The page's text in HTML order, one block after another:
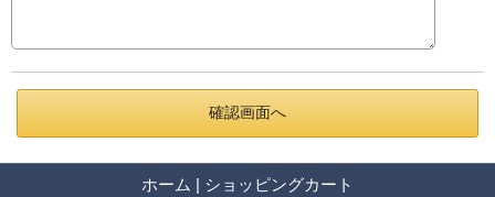
ホーム | ショッピングカート